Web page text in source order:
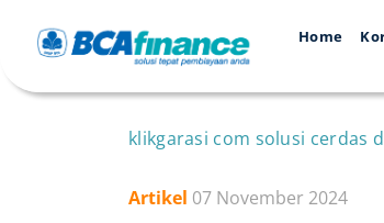
Home
klikgarasi com solusi cerdas
Artikel 07 November 2024